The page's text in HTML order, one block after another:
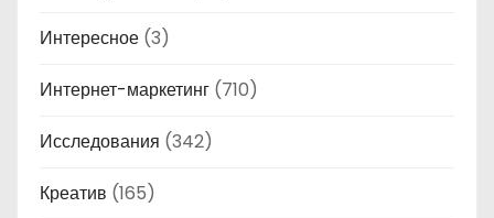
Интересное (3)
Интернет-маркетинг (710)
Исследования (342)
Креатив (165)